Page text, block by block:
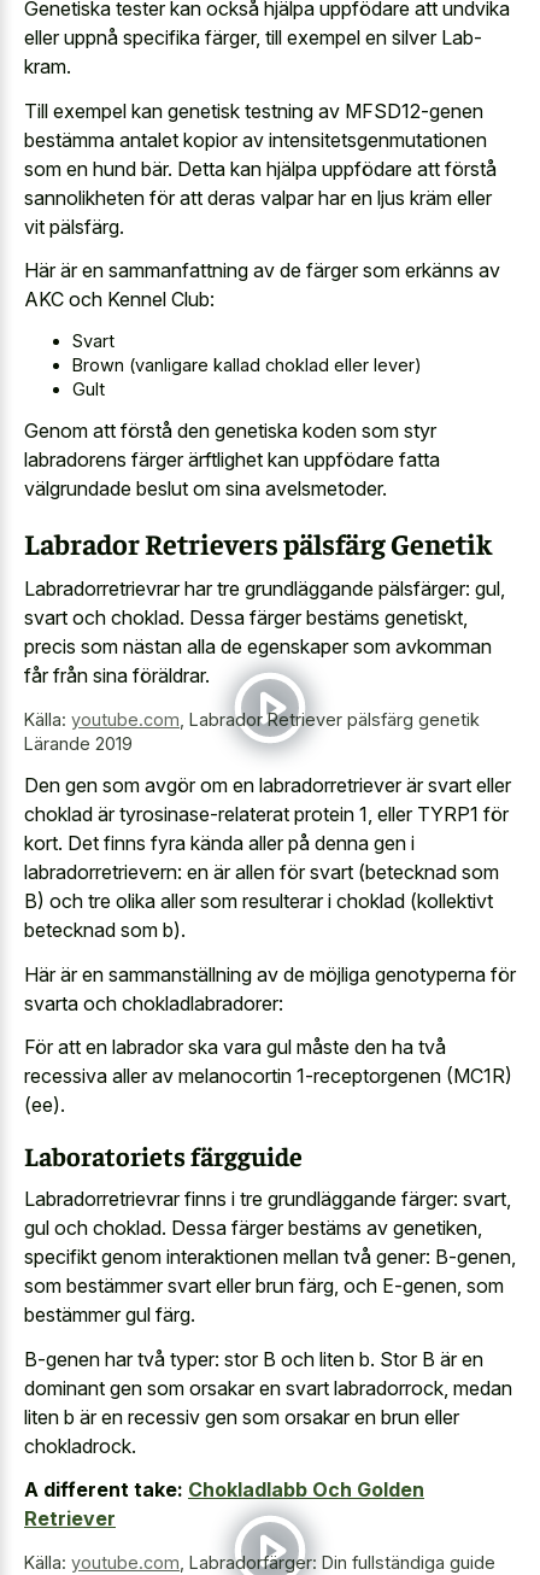
Genetiska tester kan också hjälpa uppfödare att undvika
eller uppnå specifika färger, till exempel en silver Lab-
kram.
Till exempel kan genetisk testning av MFSD12-genen
bestämma antalet kopior av intensitetsgenmutationen
som en hund bär. Detta kan hjälpa uppfödare att förstå
sannolikheten för att deras valpar har en ljus kräm eller
vit pälsfärg.
Här är en sammanfattning av de färger som erkänns av
AKC och Kennel Club:
Svart
Brown (vanligare kallad choklad eller lever)
Gult
Genom att förstå den genetiska koden som styr
labradorens färger ärftlighet kan uppfödare fatta
välgrundade beslut om sina avelsmetoder.
Labrador Retrievers pälsfärg Genetik
Labradorretrievrar har tre grundläggande pälsfärger: gul,
svart och choklad. Dessa färger bestäms genetiskt,
precis som nästan alla de egenskaper som avkomman
får från sina föräldrar.
Källa: youtube.com Labrador Retriever pälsfärg genetik
Lärande 2019
Den gen som avgör om en labradorretriever är svart eller
choklad är tyrosinase-relaterat protein 1, eller TYRP1 för
kort. Det finns fyra kända aller på denna gen i
labradorretrievern: en är allen för svart (betecknad som
B) och tre olika aller som resulterar i choklad (kollektivt
betecknad som b).
Här är en sammanställning av de möjliga genotyperna för
svarta och chokladlabradorer:
För att en labrador ska vara gul måste den ha två
recessiva aller av melanocortin 1-receptorgenen (MC1R)
(ee).
Laboratoriets färgguide
Labradorretrievrar finns i tre grundläggande färger: svart,
gul och choklad. Dessa färger bestäms av genetiken,
specifikt genom interaktionen mellan två gener: B-genen,
som bestämmer svart eller brun färg, och E-genen, som
bestämmer gul färg.
B-genen har två typer: stor B och liten b. Stor B är en
dominant gen som orsakar en svart labradorrock, medan
liten b är en recessiv gen som orsakar en brun eller
chokladrock.
A different take: Chokladlabb Och Golden
Retriever
Källa: youtube.com Labradorfärger: Din fullständiga guide